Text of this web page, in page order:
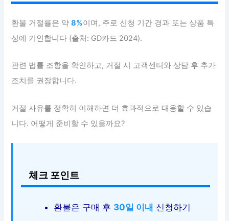
환불 거절률은 약8%이며, 주로 신청 기간 경과 또는 상품 특
성에 기인합니다 (출처: GD카드 2024).
관련 법률 조항을 확인하고, 거절 시 고객센터와 상담 후 추가
조치를 권장합니다.
거절 사유를 정확히 이해하면 더 효과적으로 대응할 수 있습
니다. 어떻게 준비할 수 있을까요?
체크 포인트
환불은 구매 후 30일 이내 신청하기